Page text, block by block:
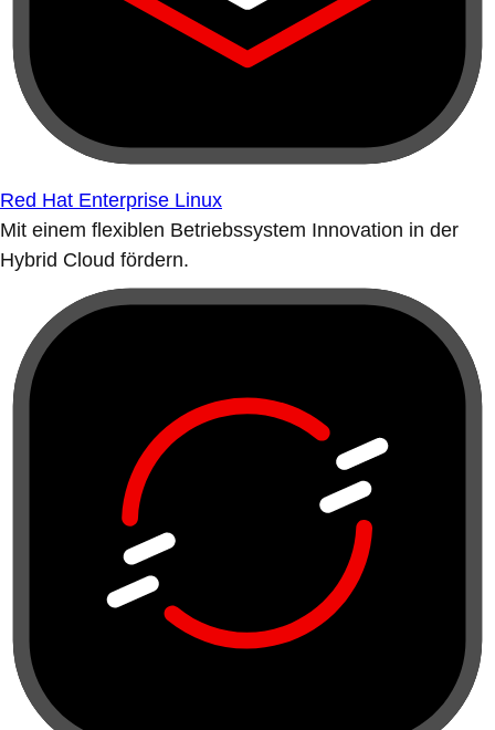
Red Hat Enterprise Linux
Mit einem flexiblen Betriebssystem Innovation in der
Hybrid Cloud fördern.